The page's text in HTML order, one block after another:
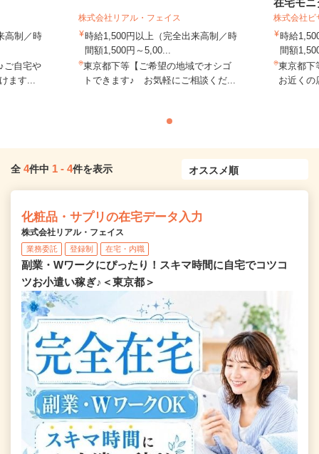
高制／時
自宅や
ます...
株式会社リアル・フェイス
時給1,500円以上（完全出来高制／時
間額1,500円～5,00...
東京都下等【ご希望の地域でオシゴ
トできます♪ お気軽にご相談くだ...
株式会社ビ
時給
間額
東京都
お近くの
全 4件中 1 - 4件を表示
化粧品・サプリの在宅データ入力
株式会社リアル・フェイス
業務委託 登録制 在宅・内職
副業・Wワークにぴったり！スキマ時間に自宅でコツコ
ツお小遣い稼ぎ♪＜東京都＞